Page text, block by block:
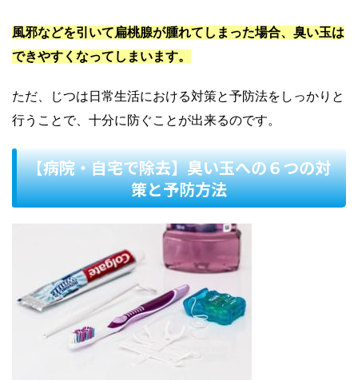
風邪などを引いて扁桃腺が腫れてしまった場合、臭い玉は
できやすくなってしまいます。
ただ、じつは日常生活における対策と予防法をしっかりと
行うことで、十分に防ぐことが出来るのです。
【病院・自宅で除去】臭い玉への６つの対
策と予防方法